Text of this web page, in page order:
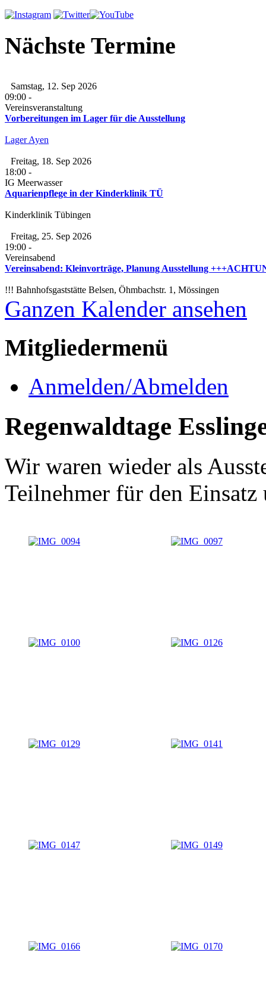
Nächste Termine
Samstag, 12. Sep 2026
09:00 -
Vereinsveranstaltung
Vorbereitungen im Lager für die Ausstellung
Lager Ayen
Freitag, 18. Sep 2026
18:00 -
IG Meerwasser
Aquarienpflege in der Kinderklinik TÜ
Kinderklinik Tübingen
Freitag, 25. Sep 2026
19:00 -
Vereinsabend
Vereinsabend: Kleinvorträge, Planung Ausstellung
!!! Bahnhofsgaststätte Belsen, Öhmbachstr. 1, Mössingen
Ganzen Kalender ansehen
Mitgliedermenü
Anmelden/Abmelden
Regenwaldtage
Wir waren wieder als
Teilnehmer für den